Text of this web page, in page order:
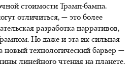
стоимости Трамп-бампа.
отличиться, — это более
разработка нарративов,
Но даже и эта их сильная
новый технологический барьер —
линейного чтения на планете.